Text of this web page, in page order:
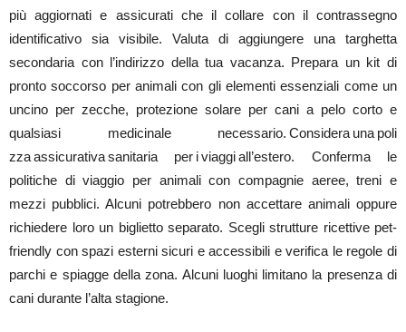
più aggiornati e assicurati che il collare con il contrassegno
identificativo sia visibile. Valuta di aggiungere una targhetta
secondaria con l’indirizzo della tua vacanza. Prepara un kit di
pronto soccorso per animali con gli elementi essenziali come un
uncino per zecche, protezione solare per cani a pelo corto e
qualsiasi medicinale necessario. Considera una poli
zza assicurativa sanitaria per i viaggi all’estero. Conferma le
politiche di viaggio per animali con compagnie aeree, treni e
mezzi pubblici. Alcuni potrebbero non accettare animali oppure
richiedere loro un biglietto separato. Scegli strutture ricettive pet-
friendly con spazi esterni sicuri e accessibili e verifica le regole di
parchi e spiagge della zona. Alcuni luoghi limitano la presenza di
cani durante l’alta stagione.